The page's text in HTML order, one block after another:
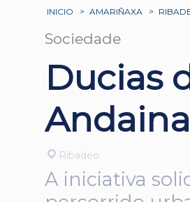
INICIO > AMARIÑAXA >
Sociedade
Ducias
Ribadeo
A iniciativa